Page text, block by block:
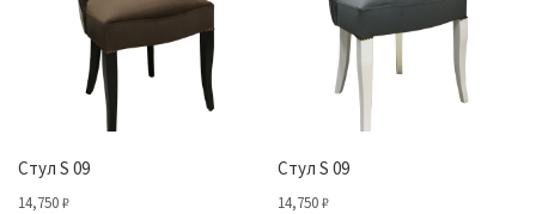
Стул S 09
14,750₽
Стул S 09
14,750₽